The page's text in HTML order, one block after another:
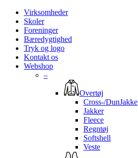
Virksomheder
Skoler
Foreninger
Bæredygtighed
Tryk og logo
Kontakt os
Webshop
–
Overtøj
Cross-/DunJakke
Jakker
Fleece
Regntøj
Softshell
Veste